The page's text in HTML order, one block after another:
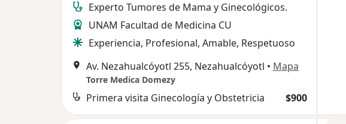
Experto Tumores de Mama y Ginecológicos.
UNAM Facultad de Medicina CU
Experiencia, Profesional, Amable, Respetuoso
Av. Nezahualcóyotl 255, Nezahualcóyotl • Mapa
Torre Medica Domezy
Primera visita Ginecología y Obstetricia $900